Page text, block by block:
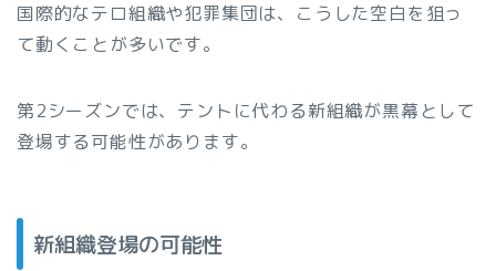
国際的なテロ組織や犯罪集団は、こうした空白を狙っ
て動くことが多いです。
第2シーズンでは、テントに代わる新組織が黒幕として
登場する可能性があります。
新組織登場の可能性